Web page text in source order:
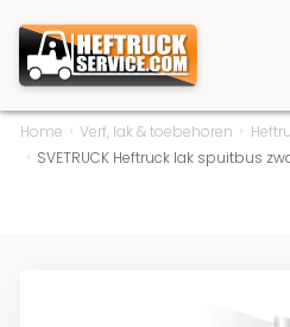
Home Verf, lak & toebehoren
SVETRUCK Heftruck lak spuitbus